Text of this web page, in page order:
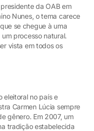
da OAB em
Nunes, o tema carece
se chegue à uma
processo natural.
vista em todos os
eleitoral no país e
Carmen Lúcia sempre
gênero. Em 2007, um
tradição estabelecida